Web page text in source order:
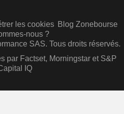
les cookies Blog Zonebourse
nous ?
SAS. Tous droits réservés.
par Factset, Morningstar et S&P
IQ